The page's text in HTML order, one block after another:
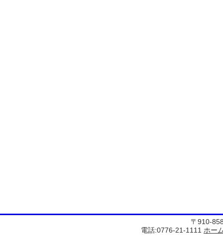
〒910-
電話:0776-21-1111 ホー